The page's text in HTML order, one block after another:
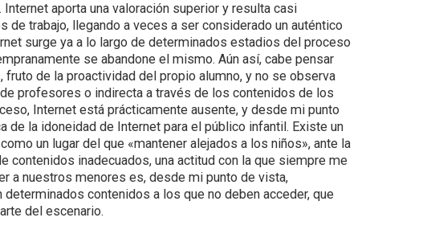
aporta una valoración superior y resulta casi
trabajo, llegando a veces a ser considerado un auténtico
surge ya a lo largo de determinados estadios del proceso
se abandone el mismo. Aún así, cabe pensar
de la proactividad del propio alumno, y no se observa
profesores o indirecta a través de los contenidos de los
Internet está prácticamente ausente, y desde mi punto
de la idoneidad de Internet para el público infantil. Existe un
un lugar del que «mantener alejados a los niños», ante la
contenidos inadecuados, una actitud con la que siempre me
a nuestros menores es, desde mi punto de vista,
contenidos a los que no deben acceder, que
del escenario.